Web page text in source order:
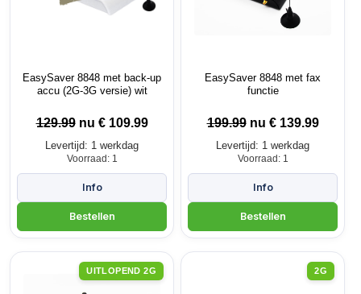
EasySaver 8848 met back-up
accu (2G-3G versie) wit
129.99nu € 109.99
Levertijd: 1 werkdag
Voorraad: 1
EasySaver 8848 met fax
functie
199.99nu € 139.99
Levertijd: 1 werkdag
Voorraad: 1
UITLOPEND 2G 2G